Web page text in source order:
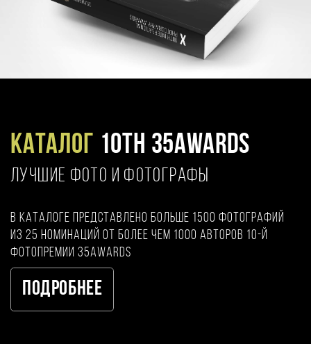
Каталог 10TH 35AWARDS
ЛУЧШИЕ ФОТО И ФОТОГРАФЫ
В каталоге представлено больше 1500 фотографий
из 25 номинаций от более чем 1000 авторов 10-й
фотопремии 35AWARDS
Подробнее